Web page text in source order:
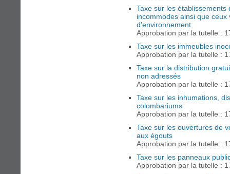
Taxe sur les
incommodes ainsi que ceux
d'environnement
Approbation par la tutelle :
Taxe sur les immeubles
Approbation par la tutelle :
Taxe sur la distribution
non adressés
Approbation par la tutelle :
Taxe sur les inhumations,
colombariums
Approbation par la tutelle :
Taxe sur les ouvertures de
aux égouts
Approbation par la tutelle :
Taxe sur les panneaux
Approbation par la tutelle :